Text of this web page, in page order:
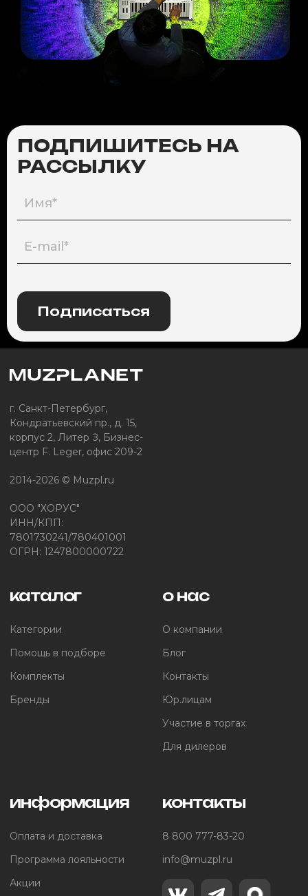
ПОДПИШИТЕСЬ НА
РАССЫЛКУ
Подписаться
г. Санкт-Петербург,
Кондратьевский пр., д. 15,
корпус 2, Литер З, Бизнес-
центр F. Leger, офис 209-2
2014-2026 © Muzpl.ru
ООО "ХОРУС"
ИНН/КПП:
7801730241/780401001
ОГРН: 1247800000722
каталог
Категории
Помощь в подборе
Комплекты
Бренды
о нас
О компании
Блог
Контакты
Юр.лицам
Участие в торгах
Для дилеров
информация
Оплата и доставка
Программа лояльности
Акции
контакты
8 800 777-83-20
info@muzpl.ru